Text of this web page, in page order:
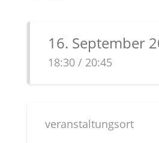
16. September
18:30 / 20:45
veranstaltungsort